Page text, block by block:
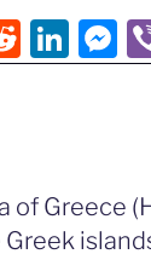
R
e
t
Li
n
dI
n
M
e
n
g
of Greece